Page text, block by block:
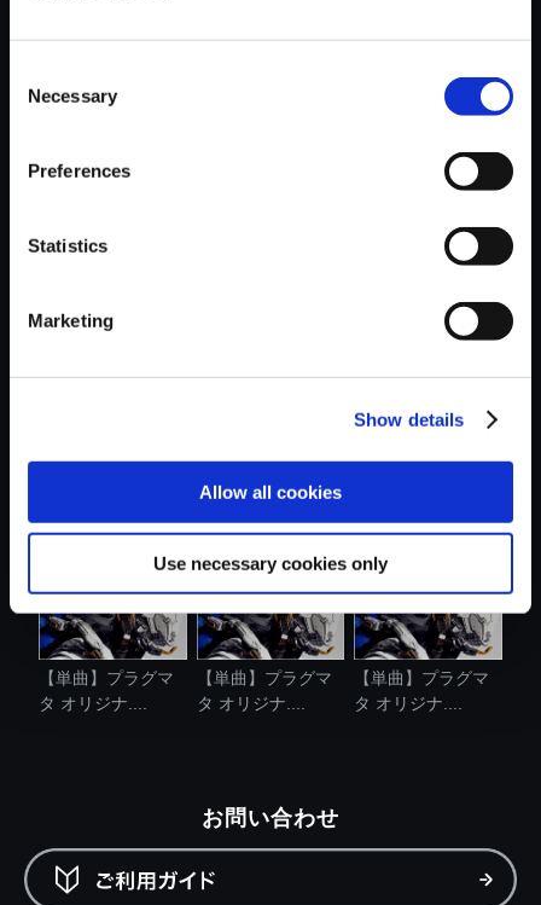
Selection
Necessary
Preferences
Statistics
Marketing
Show details
Allow all cookies
Use necessary cookies only
おすすめ商品
タ オリジナ....
グマタ オリ....
タ オリジナ....
【単曲】プラグマ
タ オリジナ....
【単曲】プラグマ
タ オリジナ....
【単曲】プラグマ
タ オリジナ....
お問い合わせ